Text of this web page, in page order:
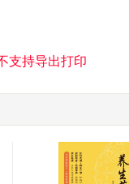
支持导出打印